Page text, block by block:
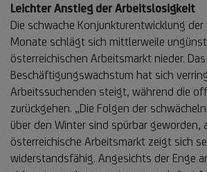
Leichter Anstieg der Arbeitslosigkeit
Die schwache Konjunkturentwicklung
Monate schlägt sich mittlerweile
österreichischen Arbeitsmarkt nieder. Das
Beschäftigungswachstum hat sich
Arbeitssuchenden steigt, während die
zurückgehen. „Die Folgen der
über den Winter sind spürbar geworden,
österreichische Arbeitsmarkt zeigt sich
widerstandsfähig. Angesichts der Enge